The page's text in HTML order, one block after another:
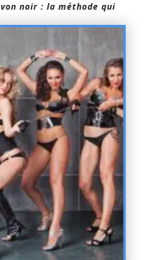
noir : la méthode qui